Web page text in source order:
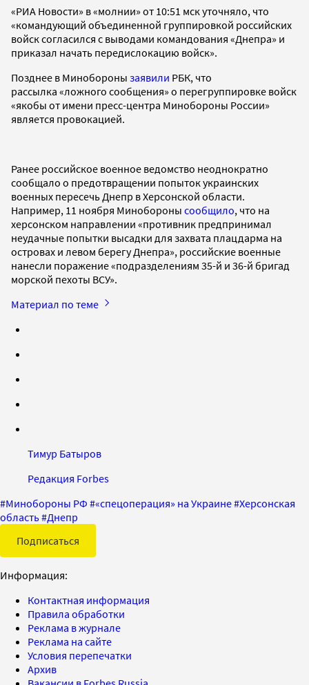
«РИА Новости» в «молнии» от 10:51 мск уточняло, что
«командующий объединенной группировкой российских
войск согласился с выводами командования «Днепра» и
приказал начать передислокацию войск».
Позднее в Минобороны заявили РБК, что
рассылка «ложного сообщения» о перегруппировке войск
«якобы от имени пресс-центра Минобороны России»
является провокацией.
Ранее российское военное ведомство неоднократно
сообщало о предотвращении попыток украинских
военных пересечь Днепр в Херсонской области.
Например, 11 ноября Минобороны сообщило, что на
херсонском направлении «противник предпринимал
неудачные попытки высадки для захвата плацдарма на
островах и левом берегу Днепра», российские военные
нанесли поражение «подразделениям 35-й и 36-й бригад
морской пехоты ВСУ».
Материал по теме
Тимур Батыров
Редакция Forbes
#Минобороны РФ #«спецоперация» на Украине#Херсонская
область#Днепр
Подписаться
Информация:
Контактная информация
Правила обработки
Реклама в журнале
Реклама на сайте
Условия перепечатки
Архив